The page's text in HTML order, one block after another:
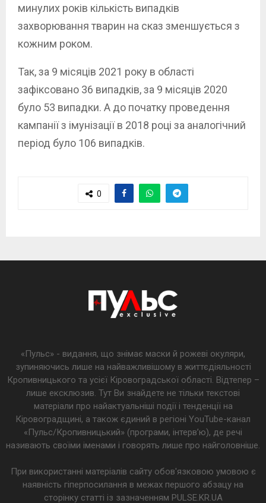
минулих років кількість випадків
захворювання тварин на сказ зменшується з
кожним роком.
Так, за 9 місяців 2021 року в області
зафіксовано 36 випадків, за 9 місяців 2020
було 53 випадки. А до початку проведення
кампанії з імунізації в 2018 році за аналогічний
період було 106 випадків.
0
«Пульс» - видання, що знімає маски й рожеві окуляри,
зупиняючись лише на найважливішому в життєдіяльності
Кропивницького та усієї Кіровоградської області. Відтепер –
лише ексклюзив. Тут Ви знайдете не тільки текстові
матеріали про найактуальніші події і тенденції на
Кіровоградщині, а також єдиний в регіоні YouTube-канал
«Пульс/Кропивницький» (програми, інтерв’ю), де речі
називають своїми іменами і говорять лише про найголовніше.
При використанні матеріалів сайту обов'язковою умовою є
наявність гіперпосилання в межах першого абзацу на
сторінку статті із зазначенням PULSE.KR.UA